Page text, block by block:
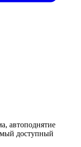
автоподнятие
доступный